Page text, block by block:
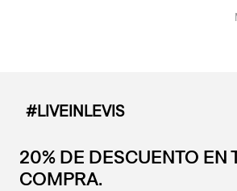
#LIVEINLEVIS
20% DE DESCUENTO EN
COMPRA.